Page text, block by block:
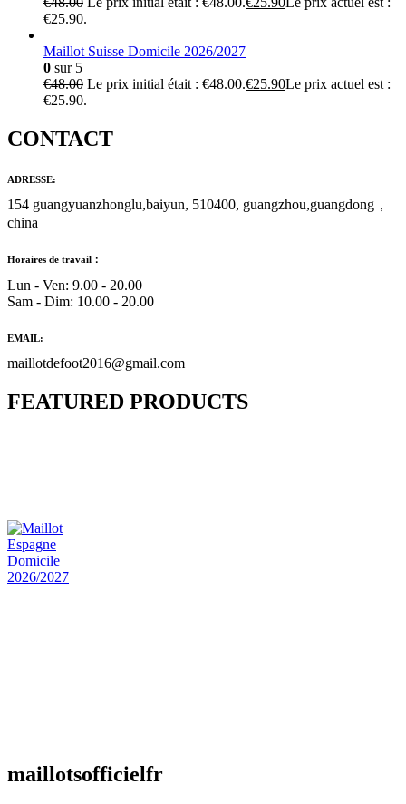
€25.90.
Maillot Suisse Domicile 2026/2027
0 sur 5
€48.00 Le prix initial était : €48.00.€25.90Le prix actuel est :
€25.90.
CONTACT
ADRESSE:
154 guangyuanzhonglu,baiyun, 510400, guangzhou,guangdong，
china
Horaires de travail：
Lun - Ven: 9.00 - 20.00
Sam - Dim: 10.00 - 20.00
EMAIL:
maillotdefoot2016@gmail.com
FEATURED PRODUCTS
maillotsofficielfr